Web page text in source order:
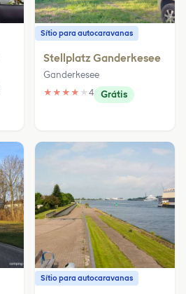
Sítio para autocaravanas
Stellplatz Ganderkesee
Ganderkesee
★ ★ ★ ★ ★ 4 Grátis
Sítio para autocaravanas